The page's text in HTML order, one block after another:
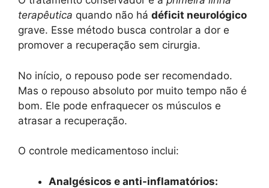
terapêutica quando não há déficit neurológico
grave. Esse método busca controlar a dor e
promover a recuperação sem cirurgia.
No início, o repouso pode ser recomendado.
Mas o repouso absoluto por muito tempo não é
bom. Ele pode enfraquecer os músculos e
atrasar a recuperação.
O controle medicamentoso inclui:
Analgésicos e anti-inflamatórios: